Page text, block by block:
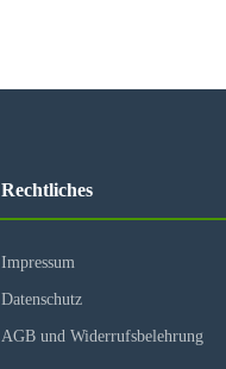
Rechtliches
Impressum
Datenschutz
AGB und Widerrufsbelehrung